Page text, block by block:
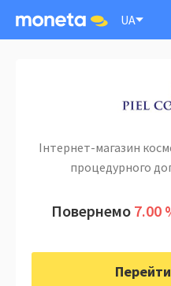
UA
Інтернет-магазин
процедурного
Повернемо 7.00